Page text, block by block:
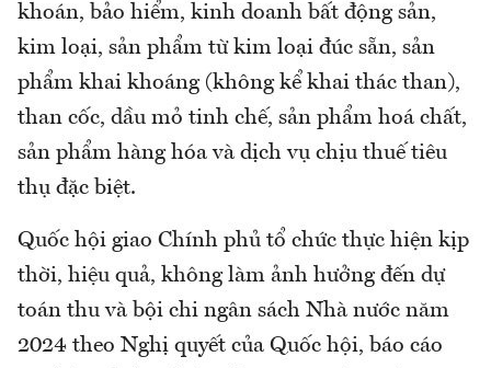
khoán, bảo hiểm, kinh doanh bất động sản,
kim loại, sản phẩm từ kim loại đúc sẵn, sản
phẩm khai khoáng (không kể khai thác than),
than cốc, dầu mỏ tinh chế, sản phẩm hoá chất,
sản phẩm hàng hóa và dịch vụ chịu thuế tiêu
thụ đặc biệt.
Quốc hội giao Chính phủ tổ chức thực hiện kịp
thời, hiệu quả, không làm ảnh hưởng đến dự
toán thu và bội chi ngân sách Nhà nước năm
2024 theo Nghị quyết của Quốc hội, báo cáo